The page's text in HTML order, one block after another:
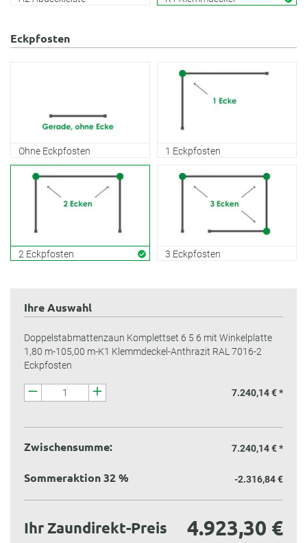
Eckpfosten
Ohne Eckpfosten 1 Eckpfosten
2 Eckpfosten 3 Eckpfosten
Ihre Auswahl
Doppelstabmattenzaun Komplettset 6 5 6 mit Winkelplatte
1,80 m-105,00 m-K1 Klemmdeckel-Anthrazit RAL 7016-2
Eckpfosten
7.240,14 € *
Zwischensumme: 7.240,14 €*
Sommeraktion 32 % -2.316,84 €
Ihr Zaundirekt-Preis 4.923,30 €